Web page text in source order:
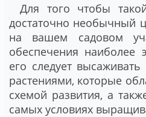
Для того чтобы
достаточно необычный
на вашем садовом
обеспечения наиболее
его следует
растениями, которые
схемой развития, а
самых условиях